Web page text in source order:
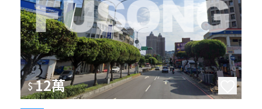
$12萬